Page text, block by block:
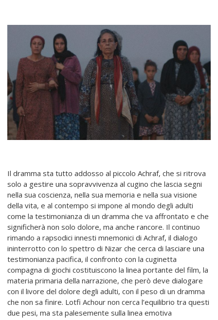
Il dramma sta tutto addosso al piccolo Achraf, che si ritrova
solo a gestire una sopravvivenza al cugino che lascia segni
nella sua coscienza, nella sua memoria e nella sua visione
della vita, e al contempo si impone al mondo degli adulti
come la testimonianza di un dramma che va affrontato e che
significherà non solo dolore, ma anche rancore. Il continuo
rimando a rapsodici innesti mnemonici di Achraf, il dialogo
ininterrotto con lo spettro di Nizar che cerca di lasciare una
testimonianza pacifica, il confronto con la cuginetta
compagna di giochi costituiscono la linea portante del film, la
materia primaria della narrazione, che però deve dialogare
con il livore del dolore degli adulti, con il peso di un dramma
che non sa finire. Lotfi Achour non cerca l’equilibrio tra questi
due pesi, ma sta palesemente sulla linea emotiva